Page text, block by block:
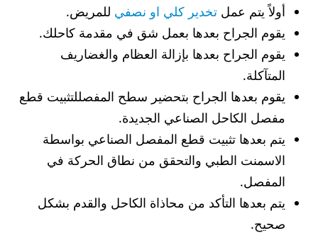
أولاً يتم عمل تخدير كلي او نصفي للمريض.
يقوم الجراح بعدها بعمل شق في مقدمة كاحلك.
يقوم الجراح بعدها بإزالة العظام والغضاريف
المتآكلة.
يقوم بعدها الجراح بتحضير سطح المفصللتثبيت قطع
مفصل الكاحل الصناعي الجديدة.
يتم بعدها تثبيت قطع المفصل الصناعي بواسطة
الاسمنت الطبي والتحقق من نطاق الحركة في
المفصل.
يتم بعدها التأكد من محاذاة الكاحل والقدم بشكل
صحيح.